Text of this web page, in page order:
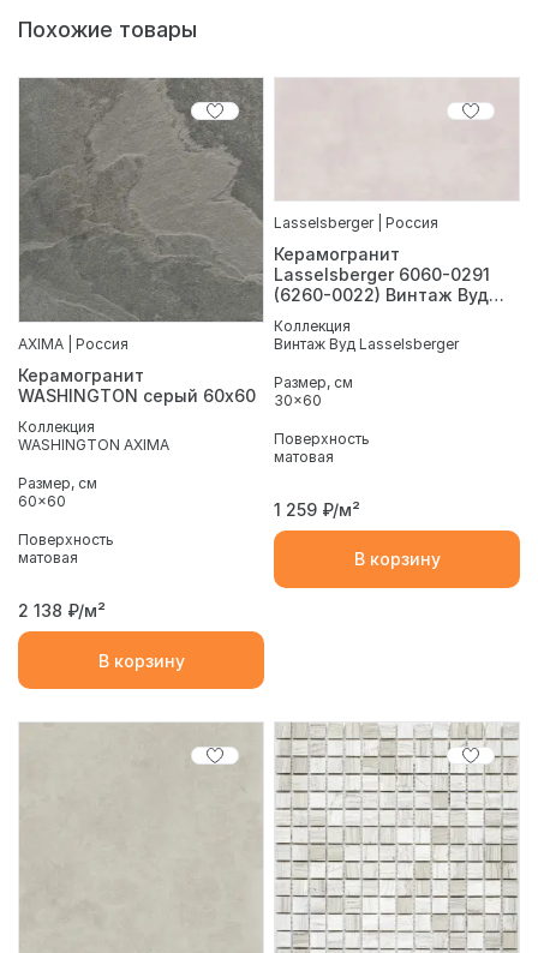
Похожие товары
AXIMA | Россия
Керамогранит
WASHINGTON серый 60х60
Коллекция
WASHINGTON AXIMA
Размер, см
60x60
Поверхность
матовая
2 138 ₽/м²
В корзину
Lasselsberger | Россия
Керамогранит
Lasselsberger 6060-0291
(6260-0022) Винтаж Вуд
Коллекция
Винтаж Вуд Lasselsberger
Размер, см
30x60
Поверхность
матовая
1 259 ₽/м²
В корзину